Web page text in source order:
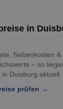
in
Nebenkosten &
– so
Duisburg aktuell.
prüfen →